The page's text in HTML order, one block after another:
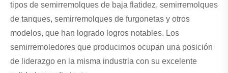
tipos de semirremolques de baja flatidez, semirremolques
de tanques, semirremolques de furgonetas y otros
modelos, que han logrado logros notables. Los
semirremoledores que producimos ocupan una posición
de liderazgo en la misma industria con su excelente